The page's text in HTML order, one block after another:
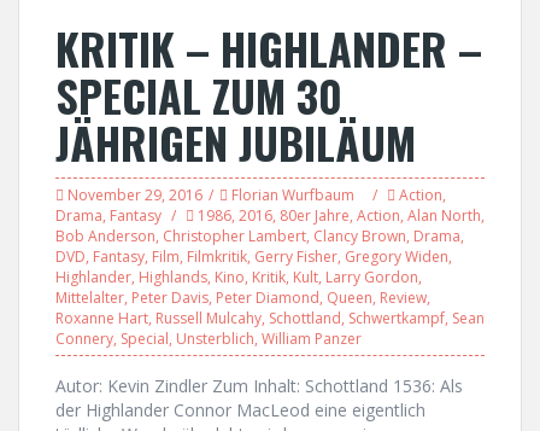
KRITIK – HIGHLANDER –
SPECIAL ZUM 30
JÄHRIGEN JUBILÄUM
November 29, 2016 Florian Wurfbaum Action,
Drama, Fantasy 1986, 2016, 80er Jahre, Action, Alan North,
Bob Anderson, Christopher Lambert, Clancy Brown, Drama,
DVD, Fantasy, Film, Filmkritik, Gerry Fisher, Gregory Widen,
Highlander, Highlands, Kino, Kritik, Kult, Larry Gordon,
Mittelalter, Peter Davis, Peter Diamond, Queen, Review,
Roxanne Hart, Russell Mulcahy, Schottland, Schwertkampf, Sean
Connery, Special, Unsterblich, William Panzer
Autor: Kevin Zindler Zum Inhalt: Schottland 1536: Als
der Highlander Connor MacLeod eine eigentlich